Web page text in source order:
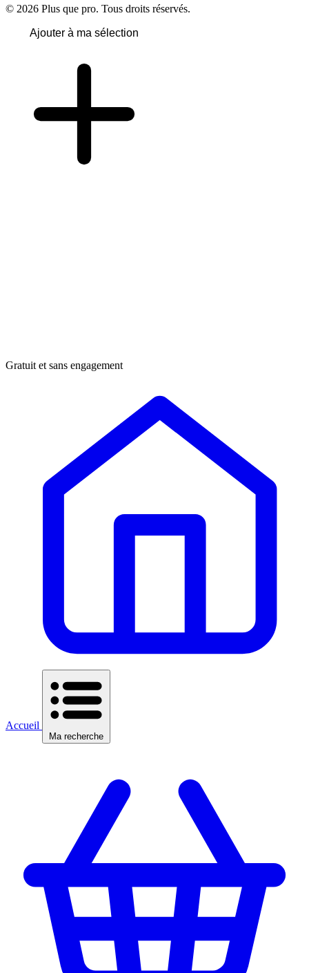
© 2026 Plus que pro. Tous droits réservés.
Ajouter à ma sélection
Gratuit et sans engagement
Accueil
Ma recherche